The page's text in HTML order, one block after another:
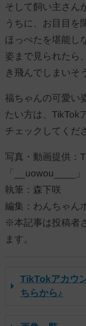
そして飼い主さん
うちに、お目目
ほっぺたを堪能し
姿まで見られたら
き飛んでしまいそ
福ちゃんの可愛い
たい方は、TikTok
チェックしてくだ
写真・動画提供：
「__uowou____」
執筆：森下咲
編集：わんちゃん
※本記事は投稿者
ます。
TikTokアカウ
ちらから♪